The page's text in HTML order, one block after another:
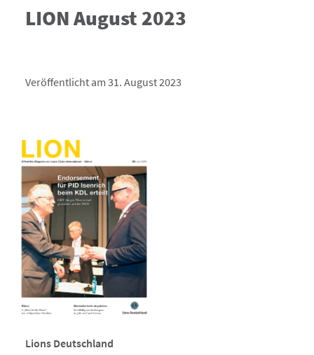
LION August 2023
Veröffentlicht am 31. August 2023
Lions Deutschland